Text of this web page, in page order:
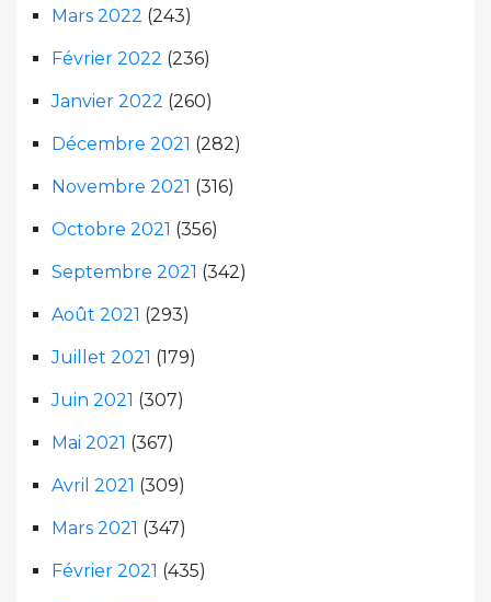
Mars 2022 (243)
Février 2022 (236)
Janvier 2022 (260)
Décembre 2021 (282)
Novembre 2021 (316)
Octobre 2021 (356)
Septembre 2021 (342)
Août 2021 (293)
Juillet 2021 (179)
Juin 2021 (307)
Mai 2021 (367)
Avril 2021 (309)
Mars 2021 (347)
Février 2021 (435)